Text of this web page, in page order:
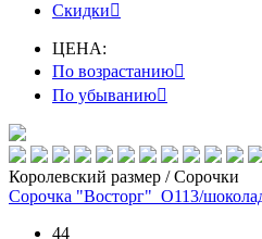
Скидки
ЦЕНА:
По возрастанию
По убыванию
Королевский размер / Сорочки
Сорочка "Восторг"_О113/
44